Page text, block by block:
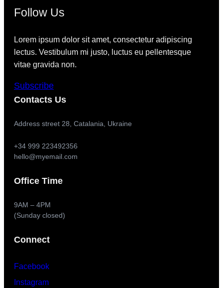
Follow Us
Lorem ipsum dolor sit amet, consectetur adipiscing
lectus. Vestibulum mi justo, luctus eu pellentesque
vitae gravida non.
Subscribe
Contacts Us
Address street 28, Catalania, Ukraine
+34 999 223492356
hello@myemail.com
Office Time
9AM – 4PM
(Sunday closed)
Connect
Facebook
Instagram